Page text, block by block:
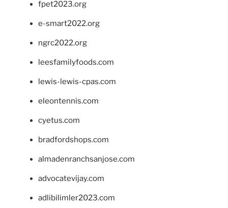
fpet2023.org
e-smart2022.org
ngrc2022.org
leesfamilyfoods.com
lewis-lewis-cpas.com
eleontennis.com
cyetus.com
bradfordshops.com
almadenranchsanjose.com
advocatevijay.com
adlibilimler2023.com